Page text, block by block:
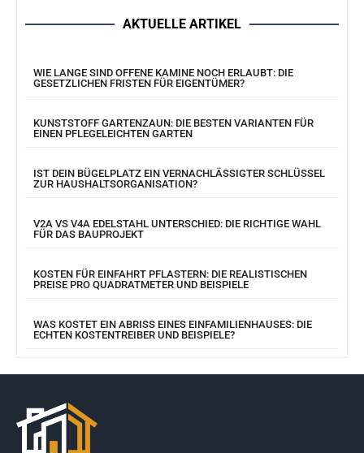
AKTUELLE ARTIKEL
WIE LANGE SIND OFFENE KAMINE NOCH ERLAUBT: DIE
GESETZLICHEN FRISTEN FÜR EIGENTÜMER?
KUNSTSTOFF GARTENZAUN: DIE BESTEN VARIANTEN FÜR
EINEN PFLEGELEICHTEN GARTEN
IST DEIN BÜGELPLATZ EIN VERNACHLÄSSIGTER SCHLÜSSEL
ZUR HAUSHALTSORGANISATION?
V2A VS V4A EDELSTAHL UNTERSCHIED: DIE RICHTIGE WAHL
FÜR DAS BAUPROJEKT
KOSTEN FÜR EINFAHRT PFLASTERN: DIE REALISTISCHEN
PREISE PRO QUADRATMETER UND BEISPIELE
WAS KOSTET EIN ABRISS EINES EINFAMILIENHAUSES: DIE
ECHTEN KOSTENTREIBER UND BEISPIELE?